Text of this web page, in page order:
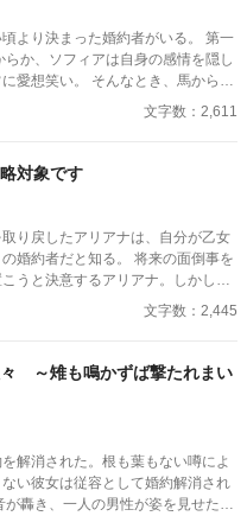
より決まった婚約者がいる。 第一
か、ソフィアは自身の感情を隠し
愛想笑い。 そんなとき、馬から落
なってしまって…。
文字数：2,611
対象です
り戻したアリアナは、自分が乙女
婚約者だと知る。 将来の面倒事を
うと決意するアリアナ。しかし、
なぜか行く先々でレイナルトと遭
なのに近づいてくる婚約者。そん
文字数：2,445
～雉も鳴かずば撃たれまい
解消された。根も葉もない噂によ
い彼女は従容として婚約解消され